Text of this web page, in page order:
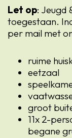
Let op: Jeugd
toegestaan.
per mail met
ruime
eetzaal
groot
11x 2-
begane